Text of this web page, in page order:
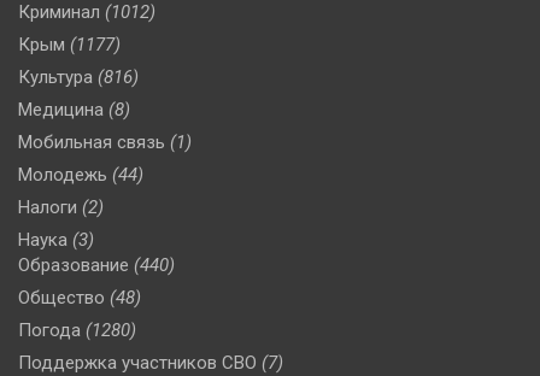
Криминал (1012)
Крым (1177)
Культура (816)
Медицина (8)
Мобильная связь (1)
Молодежь (44)
Налоги (2)
Наука (3)
Образование (440)
Общество (48)
Погода (1280)
Поддержка участников СВО (7)